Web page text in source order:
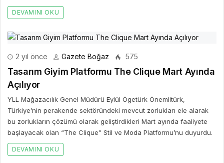
DEVAMINI OKU
2 yıl önce Gazete Boğaz 575
Tasarım Giyim Platformu The Clique Mart Ayında
Açılıyor
YLL Mağazacılık Genel Müdürü Eylül Ögetürk Önemlitürk,
Türkiye’nin perakende sektöründeki mevcut zorlukları ele alarak
bu zorlukların çözümü olarak geliştirdikleri Mart ayında faaliyete
başlayacak olan “The Clique” Stil ve Moda Platformu’nu duyurdu.
DEVAMINI OKU